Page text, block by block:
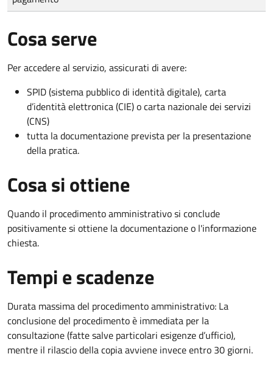
Cosa serve
Per accedere al servizio, assicurati di avere:
SPID (sistema pubblico di identità digitale), carta
d’identità elettronica (CIE) o carta nazionale dei servizi
(CNS)
tutta la documentazione prevista per la presentazione
della pratica.
Cosa si ottiene
Quando il procedimento amministrativo si conclude
positivamente si ottiene la documentazione o l'informazione
chiesta.
Tempi e scadenze
Durata massima del procedimento amministrativo: La
conclusione del procedimento è immediata per la
consultazione (fatte salve particolari esigenze d’ufficio),
mentre il rilascio della copia avviene invece entro 30 giorni.